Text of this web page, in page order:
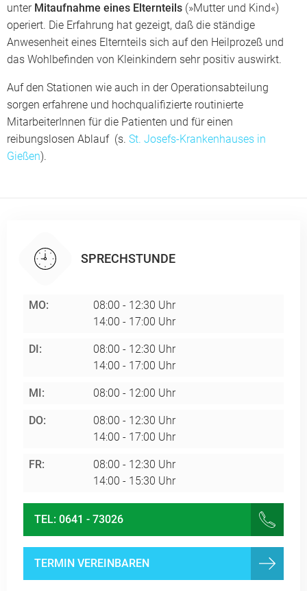
unter Mitaufnahme eines Elternteils (»Mutter und Kind«)
operiert. Die Erfahrung hat gezeigt, daß die ständige
Anwesenheit eines Elternteils sich auf den Heilprozeß und
das Wohlbefinden von Kleinkindern sehr positiv auswirkt.
Auf den Stationen wie auch in der Operationsabteilung
sorgen erfahrene und hochqualifizierte routinierte
MitarbeiterInnen für die Patienten und für einen
reibungslosen Ablauf (s. St. Josefs-Krankenhauses in
Gießen).
SPRECHSTUNDE
MO:
08:00 - 12:30 Uhr
14:00 - 17:00 Uhr
DI:
08:00 - 12:30 Uhr
14:00 - 17:00 Uhr
MI: 08:00 - 12:00 Uhr
DO:
08:00 - 12:30 Uhr
14:00 - 17:00 Uhr
FR:
08:00 - 12:30 Uhr
14:00 - 15:30 Uhr
TEL: 0641 - 73026
TERMIN VEREINBAREN